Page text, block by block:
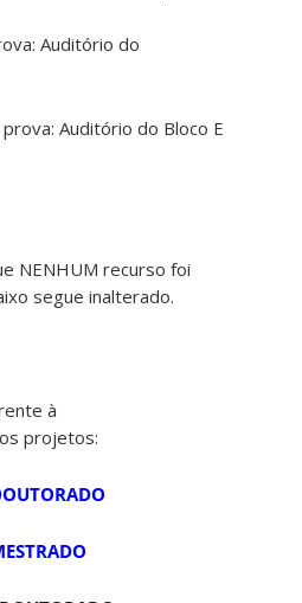
Auditório do
Auditório do Bloco E
NENHUM recurso foi
segue inalterado.
à
projetos: